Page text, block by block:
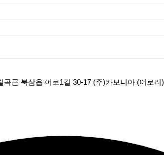
곡군 북삼읍 어로1길 30-17 (주)카보니아 (어로리)